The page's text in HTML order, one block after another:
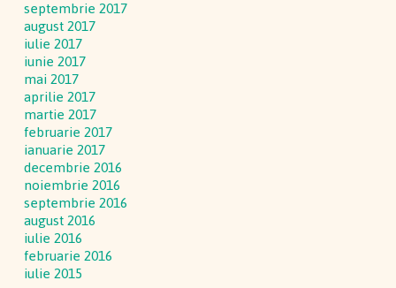
septembrie 2017
august 2017
iulie 2017
iunie 2017
mai 2017
aprilie 2017
martie 2017
februarie 2017
ianuarie 2017
decembrie 2016
noiembrie 2016
septembrie 2016
august 2016
iulie 2016
februarie 2016
iulie 2015